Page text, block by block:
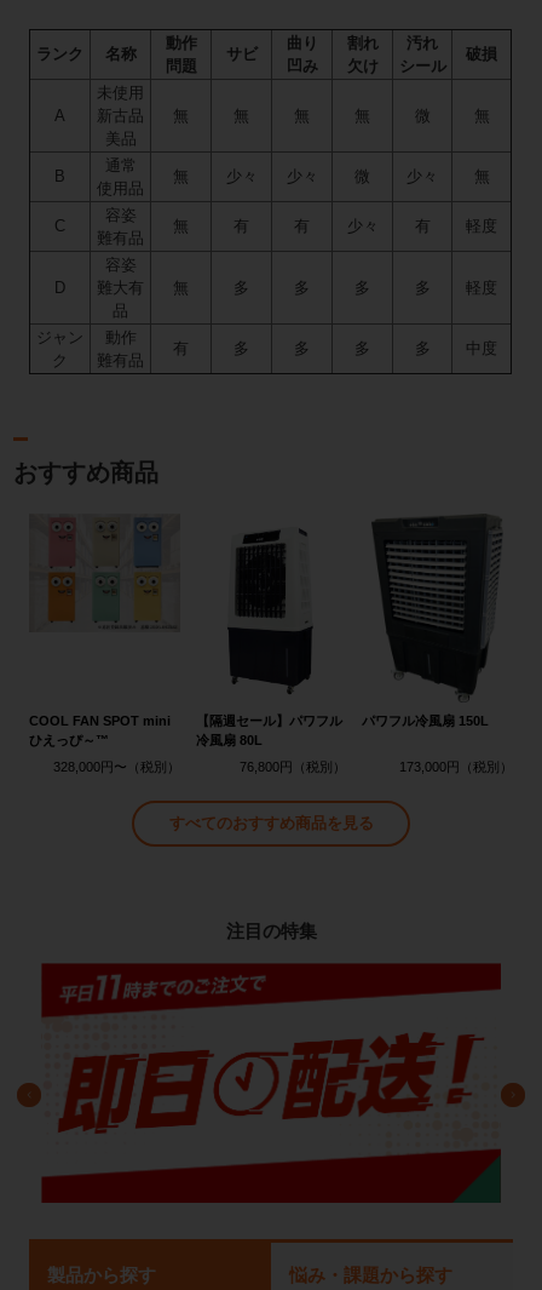
ランク 名称
動作
問題
サビ
曲り
凹み
割れ
欠け
汚れ
シール
破損
A
未使用
新古品
美品
無 無 無 無 微 無
B
通常
使用品
無 少々 少々 微 少々 無
C
容姿
難有品
無 有 有 少々 有 軽度
D
容姿
難大有
品
無 多 多 多 多 軽度
ジャン
ク
動作
難有品
有 多 多 多 多 中度
おすすめ商品
COOL FAN SPOT mini
ひえっぴ～™
328,000円〜
【隔週セール】パワフル
冷風扇 80L
76,800円
パワフル冷風扇 150L
173,000円
すべてのおすすめ商品を見る
注目の特集
製品から探す 悩み・課題から探す